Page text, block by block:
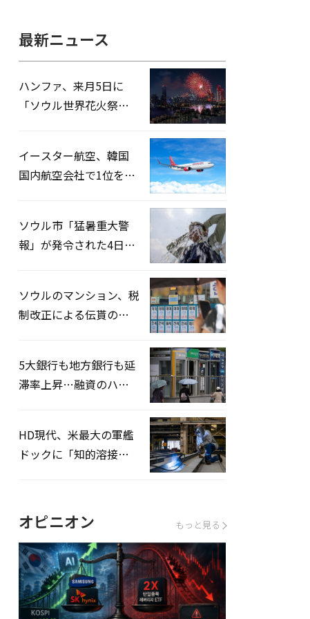
最新ニュース
ハンファ、来月5日に
「ソウル世界花火祭り
イースター航空、韓国
国内航空会社で1位を記
ソウル市「猛暑重大警
報」が発令された4日、
ソウルのマンション、税
制改正による伝貰の月
5大銀行も地方銀行も延
滞率上昇…融資のハー
HD現代、米最大の軍艦
ドックに「知的溶接」
オピニオン もっと見る